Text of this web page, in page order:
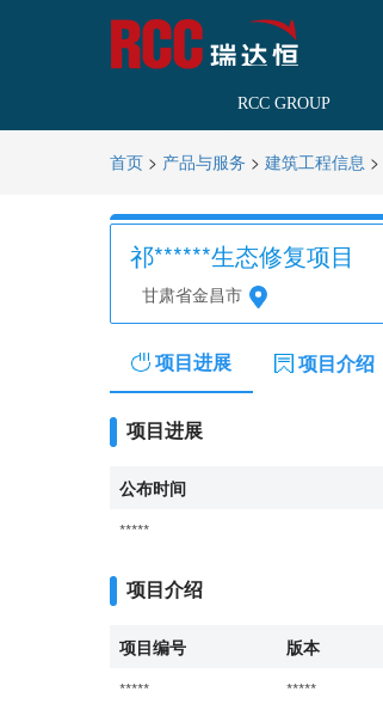
RCC GROUP
首页 > 产品与服务 > 建筑工程信息 >
祁******生态修复项目
甘肃省金昌市
项目进展 项目介绍
项目进展
公布时间
*****
项目介绍
项目编号 版本
*****
*****